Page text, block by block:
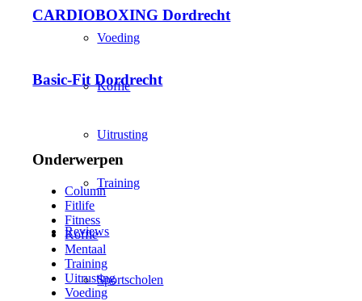
Voeding
Koffie
Uitrusting
Training
Reviews
Sportscholen
CARDIOBOXING Dordrecht
Basic-Fit Dordrecht
Onderwerpen
Column
Fitlife
Fitness
Koffie
Mentaal
Training
Uitrusting
Voeding